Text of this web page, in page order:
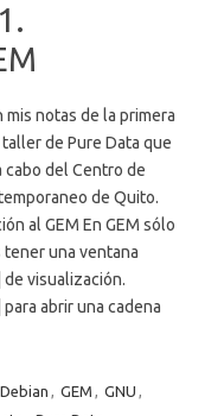
mis notas de la primera
de Pure Data que
cabo del Centro de
de Quito.
al GEM En GEM sólo
tener una ventana
de visualización.
abrir una cadena
Debian , GEM , GNU ,